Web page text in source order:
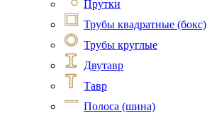
Прутки
Трубы квадратные (бокс)
Трубы круглые
Двутавр
Тавр
Полоса (шина)